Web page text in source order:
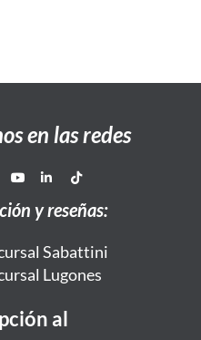
en las redes
y reseñas:
Sabattini
Lugones
al